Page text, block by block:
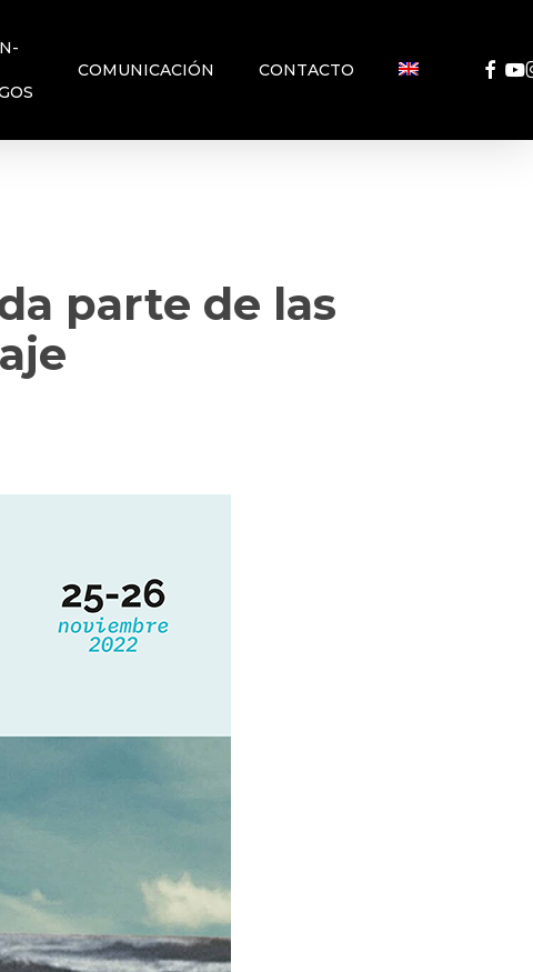
COMUNICACIÓN CONTACTO
parte de las